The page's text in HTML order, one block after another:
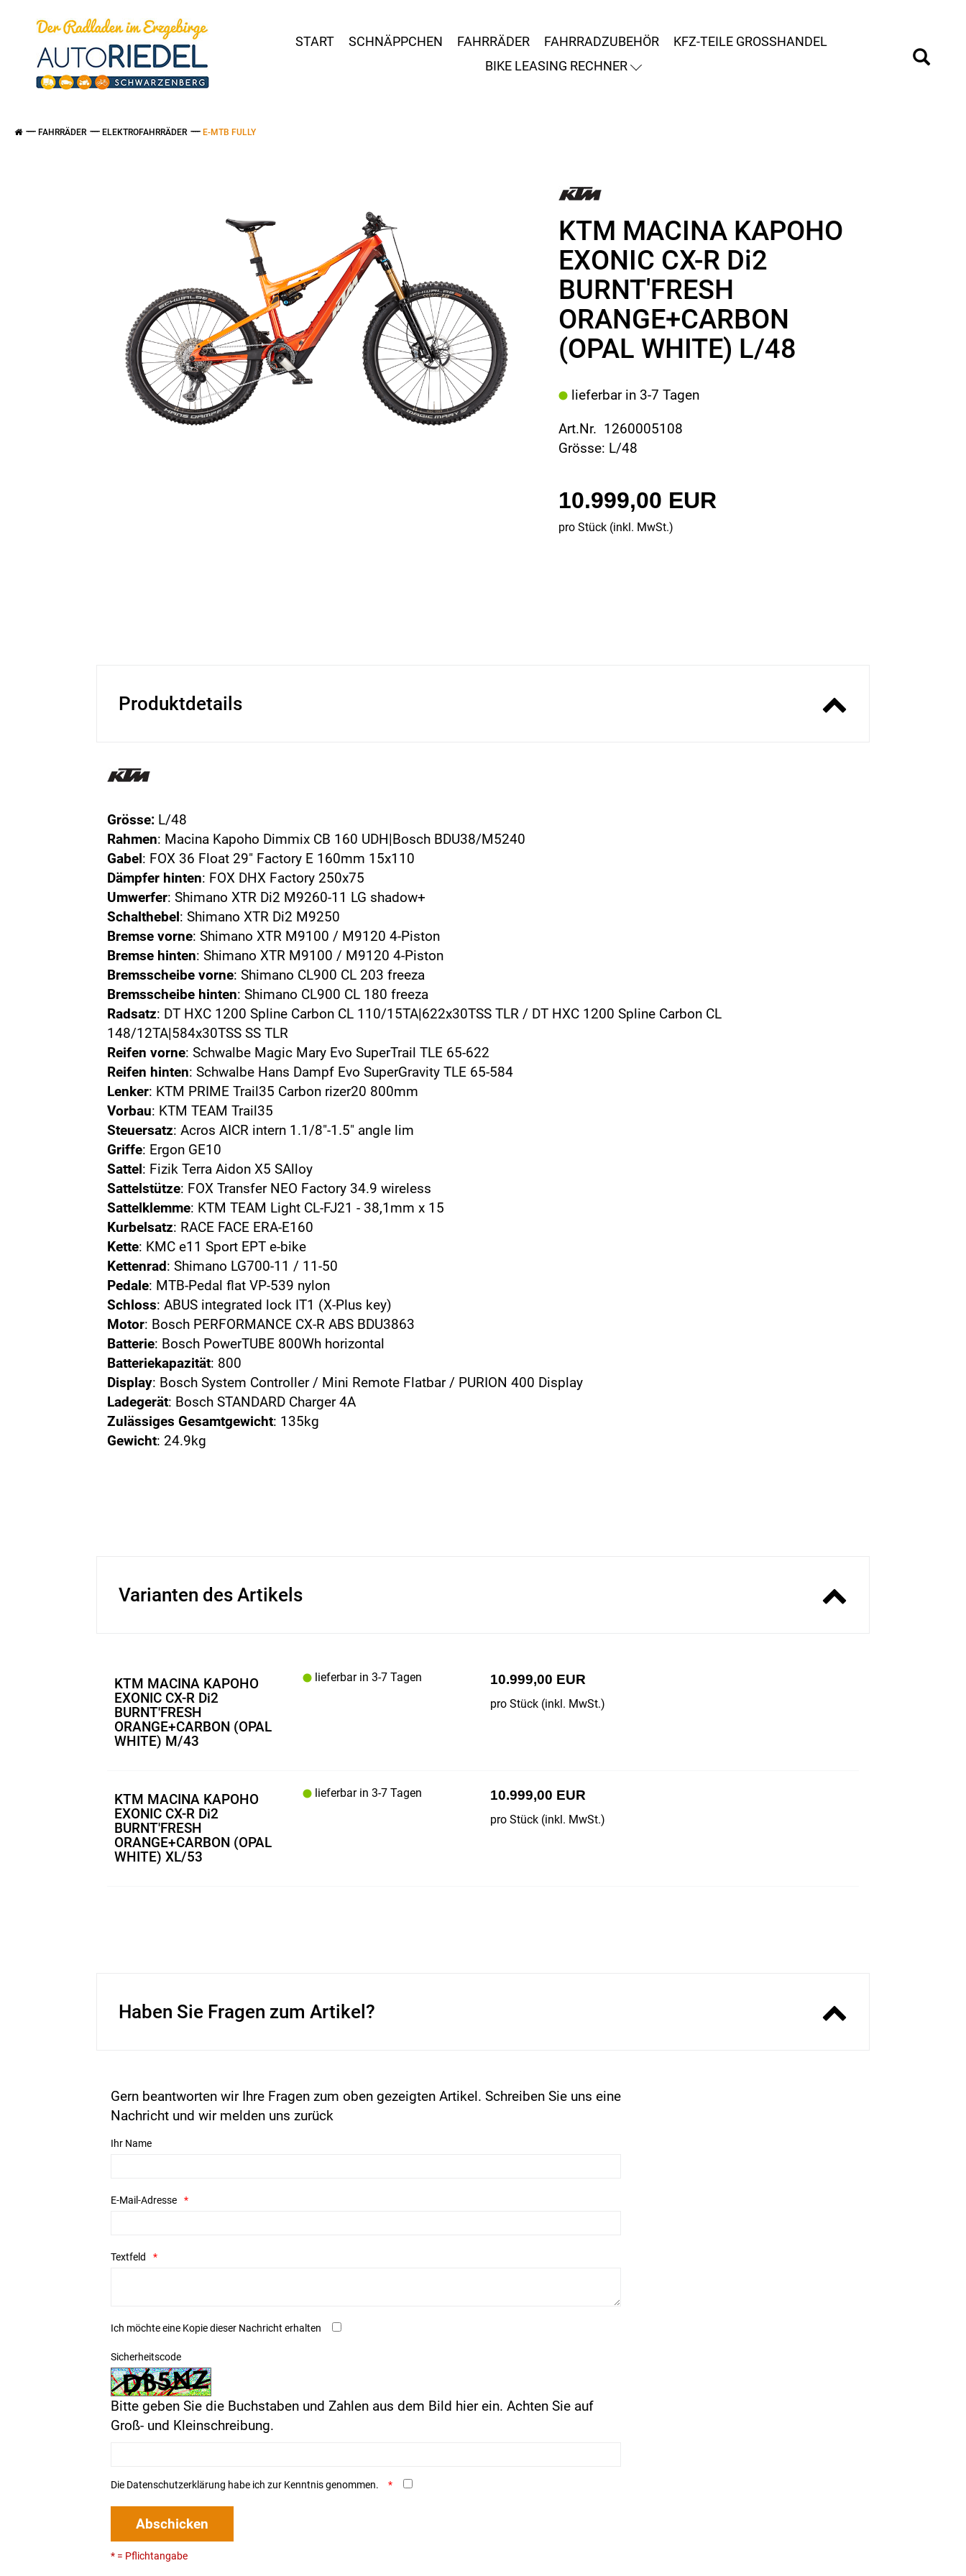
START SCHNÄPPCHEN FAHRRÄDER FAHRRADZUBEHÖR
KFZ-TEILE GROSSHANDEL
BIKE LEASING RECHNER
FAHRRÄDER ELEKTROFAHRRÄDER E-MTB FULLY
KTM MACINA KAPOHO
EXONIC CX-R Di2
BURNT'FRESH
ORANGE+CARBON
(OPAL WHITE) L/48
lieferbar in 3-7 Tagen
Art.Nr. 1260005108
Grösse: L/48
10.999,00 EUR
pro Stück (inkl. MwSt.)
Produktdetails
Grösse: L/48
Rahmen: Macina Kapoho Dimmix CB 160 UDH|Bosch BDU38/M5240
Gabel: FOX 36 Float 29" Factory E 160mm 15x110
Dämpfer hinten: FOX DHX Factory 250x75
Umwerfer: Shimano XTR Di2 M9260-11 LG shadow+
Schalthebel: Shimano XTR Di2 M9250
Bremse vorne: Shimano XTR M9100 / M9120 4-Piston
Bremse hinten: Shimano XTR M9100 / M9120 4-Piston
Bremsscheibe vorne: Shimano CL900 CL 203 freeza
Bremsscheibe hinten: Shimano CL900 CL 180 freeza
Radsatz: DT HXC 1200 Spline Carbon CL 110/15TA|622x30TSS TLR / DT HXC 1200 Spline Carbon CL
148/12TA|584x30TSS SS TLR
Reifen vorne: Schwalbe Magic Mary Evo SuperTrail TLE 65-622
Reifen hinten: Schwalbe Hans Dampf Evo SuperGravity TLE 65-584
Lenker: KTM PRIME Trail35 Carbon rizer20 800mm
Vorbau: KTM TEAM Trail35
Steuersatz: Acros AICR intern 1.1/8"-1.5" angle lim
Griffe: Ergon GE10
Sattel: Fizik Terra Aidon X5 SAlloy
Sattelstütze: FOX Transfer NEO Factory 34.9 wireless
Sattelklemme: KTM TEAM Light CL-FJ21 - 38,1mm x 15
Kurbelsatz: RACE FACE ERA-E160
Kette: KMC e11 Sport EPT e-bike
Kettenrad: Shimano LG700-11 / 11-50
Pedale: MTB-Pedal flat VP-539 nylon
Schloss: ABUS integrated lock IT1 (X-Plus key)
Motor: Bosch PERFORMANCE CX-R ABS BDU3863
Batterie: Bosch PowerTUBE 800Wh horizontal
Batteriekapazität: 800
Display: Bosch System Controller / Mini Remote Flatbar / PURION 400 Display
Ladegerät: Bosch STANDARD Charger 4A
Zulässiges Gesamtgewicht: 135kg
Gewicht: 24.9kg
Varianten des Artikels
KTM MACINA KAPOHO
EXONIC CX-R Di2
BURNT'FRESH
ORANGE+CARBON (OPAL
WHITE) M/43
lieferbar in 3-7 Tagen 10.999,00 EUR
pro Stück (inkl. MwSt.)
KTM MACINA KAPOHO
EXONIC CX-R Di2
BURNT'FRESH
ORANGE+CARBON (OPAL
WHITE) XL/53
lieferbar in 3-7 Tagen 10.999,00 EUR
pro Stück (inkl. MwSt.)
Haben Sie Fragen zum Artikel?
Gern beantworten wir Ihre Fragen zum oben gezeigten Artikel. Schreiben Sie uns eine
Nachricht und wir melden uns zurück
Ihr Name
E-Mail-Adresse
Textfeld
Ich möchte eine Kopie dieser Nachricht erhalten
Sicherheitscode
Bitte geben Sie die Buchstaben und Zahlen aus dem Bild hier ein. Achten Sie auf
Groß- und Kleinschreibung.
Die Datenschutzerklärung habe ich zur Kenntnis genommen.
Abschicken
* = Pflichtangabe